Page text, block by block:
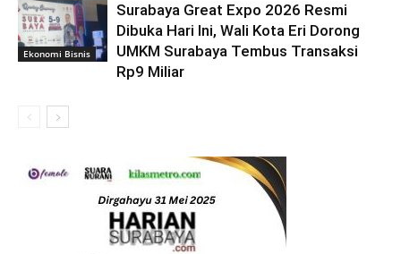
Ekonomi Bisnis
Surabaya Great Expo 2026 Resmi
Dibuka Hari Ini, Wali Kota Eri Dorong
UMKM Surabaya Tembus Transaksi
Rp9 Miliar